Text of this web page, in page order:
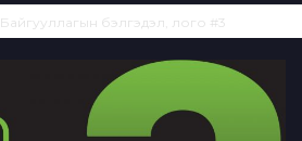
Байгууллагын бэлгэдэл, лого #3